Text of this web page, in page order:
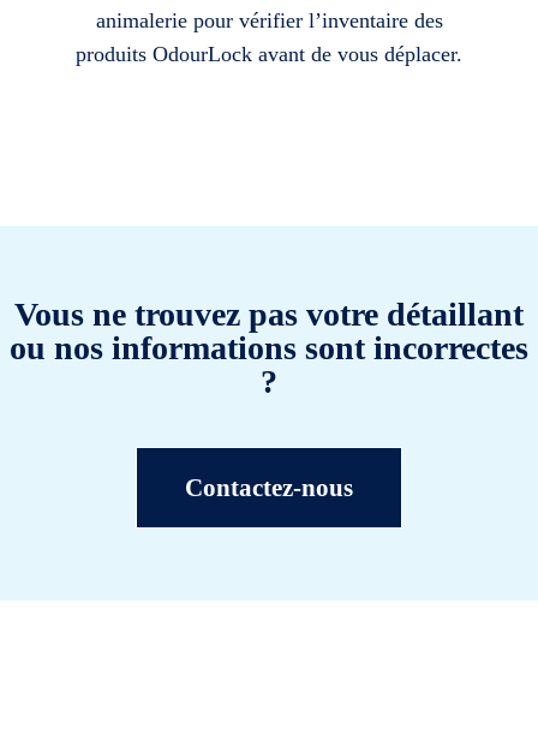
animalerie pour vérifier l’inventaire des
produits OdourLock avant de vous déplacer.
Vous ne trouvez pas votre détaillant
ou nos informations sont incorrectes
?
Contactez-nous